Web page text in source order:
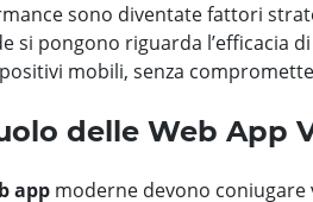
sono diventate fattori
si pongono riguarda l’efficacia
mobili, senza
delle Web App
app moderne devono